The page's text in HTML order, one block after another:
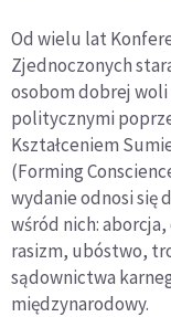
Od wielu lat
Zjednoczonych
osobom dobrej
politycznymi
Kształceniem
(Forming
wydanie odnosi się
wśród nich:
rasizm, ubóstwo,
sądownictwa
międzynarodowy.